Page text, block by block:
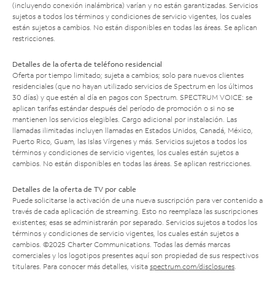
(incluyendo conexión inalámbrica) varían y no están garantizadas. Servicios
sujetos a todos los términos y condiciones de servicio vigentes, los cuales
están sujetos a cambios. No están disponibles en todas las áreas. Se aplican
restricciones.
Detalles de la oferta de teléfono residencial
Oferta por tiempo limitado; sujeta a cambios; solo para nuevos clientes
residenciales (que no hayan utilizado servicios de Spectrum en los últimos
30 días) y que estén al día en pagos con Spectrum. SPECTRUM VOICE: se
aplican tarifas estándar después del período de promoción o si no se
mantienen los servicios elegibles. Cargo adicional por instalación. Las
llamadas ilimitadas incluyen llamadas en Estados Unidos, Canadá, México,
Puerto Rico, Guam, las Islas Vírgenes y más. Servicios sujetos a todos los
términos y condiciones de servicio vigentes, los cuales están sujetos a
cambios. No están disponibles en todas las áreas. Se aplican restricciones.
Detalles de la oferta de TV por cable
Puede solicitarse la activación de una nueva suscripción para ver contenido a
través de cada aplicación de streaming. Esto no reemplaza las suscripciones
existentes; esas se administrarán por separado. Servicios sujetos a todos los
términos y condiciones de servicio vigentes, los cuales están sujetos a
cambios. ©2025 Charter Communications. Todas las demás marcas
comerciales y los logotipos presentes aquí son propiedad de sus respectivos
titulares. Para conocer más detalles, visita spectrum.com/disclosures